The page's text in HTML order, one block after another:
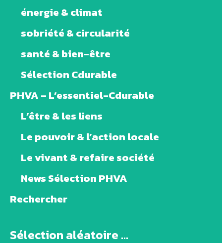
énergie & climat
sobriété & circularité
santé & bien-être
Sélection Cdurable
PHVA – L’essentiel-Cdurable
L’être & les liens
Le pouvoir & l’action locale
Le vivant & refaire société
News Sélection PHVA
Rechercher
Sélection aléatoire ...